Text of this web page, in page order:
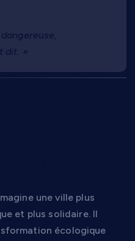
dit. »
une ville plus
et plus solidaire. Il
écologique